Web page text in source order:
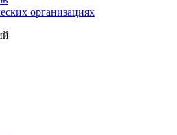
организациях